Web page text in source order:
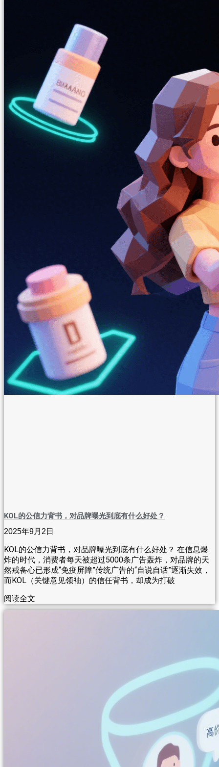
KOL的公信力背书，对品牌曝光到底有什么好处？
2025年9月2日
KOL的公信力背书，对品牌曝光到底有什么好处？ 在信息爆
炸的时代，消费者每天被超过5000条广告轰炸，对品牌的天
然戒备心已形成“免疫屏障”传统广告的“自说自话”逐渐失效，
而KOL（关键意见领袖）的信任背书，却成为打破
阅读全文